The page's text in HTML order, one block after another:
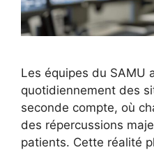
Les équipes du SAMU
quotidiennement des
seconde compte, où
des répercussions
patients. Cette réalité